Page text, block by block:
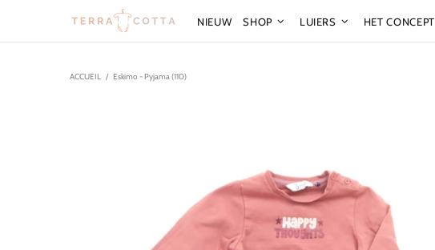
NIEUW SHOP LUIERS HET CONCEPT
ACCUEIL Eskimo - Pyjama (110)